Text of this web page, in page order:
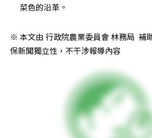
菜色的沿革。
※ 本文由 行政院農業委員會 林務局  補
保新聞獨立性，不干涉報導內容